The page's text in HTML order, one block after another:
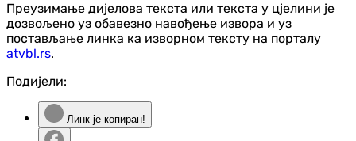
Преузимање дијелова текста или текста у цјелини је
дозвољено уз обавезно навођење извора и уз
постављање линка ка изворном тексту на порталу
atvbl.rs.
Подијели:
Линк је копиран!